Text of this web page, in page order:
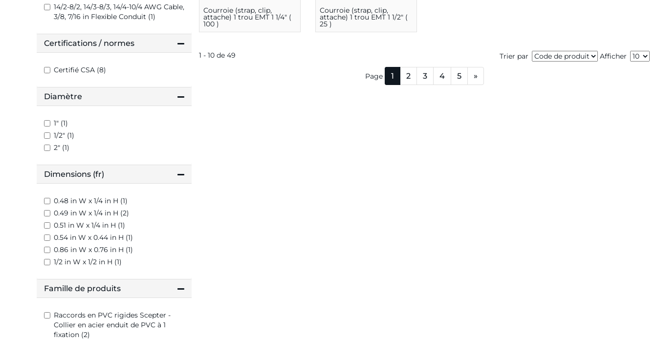
14/2-8/2, 14/3-8/3, 14/4-10/4 AWG Cable,
3/8, 7/16 in Flexible Conduit (1)
Certifications / normes
Certifié CSA (8)
Diamètre
1" (1)
1/2" (1)
2" (1)
Dimensions (fr)
0.48 in W x 1/4 in H (1)
0.49 in W x 1/4 in H (2)
0.51 in W x 1/4 in H (1)
0.54 in W x 0.44 in H (1)
0.86 in W x 0.76 in H (1)
1/2 in W x 1/2 in H (1)
Famille de produits
Raccords en PVC rigides Scepter -
Collier en acier enduit de PVC à 1
fixation (2)
Courroie (strap, clip,
attache) 1 trou EMT 1 1/4" (
100 )
Courroie (strap, clip,
attache) 1 trou EMT 1 1/2" (
25 )
1 - 10 de 49 Trier par Afficher
Page 1 2 3 4 5 »